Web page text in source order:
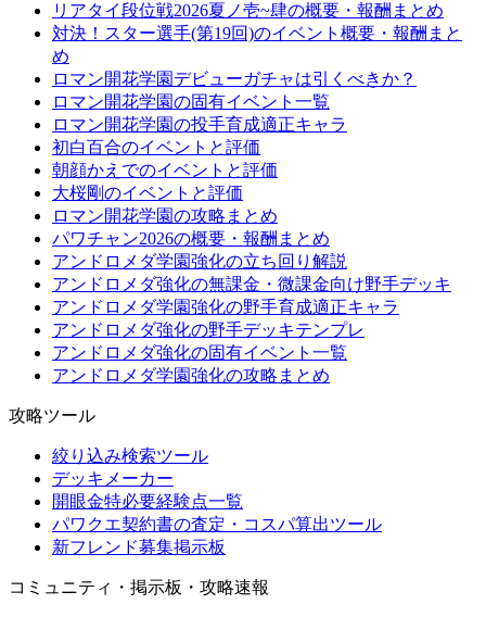
リアタイ段位戦2026夏ノ壱~肆の概要・報酬まとめ
対決！スター選手(第19回)のイベント概要・報酬まと
め
ロマン開花学園デビューガチャは引くべきか？
ロマン開花学園の固有イベント一覧
ロマン開花学園の投手育成適正キャラ
初白百合のイベントと評価
朝顔かえでのイベントと評価
大桜剛のイベントと評価
ロマン開花学園の攻略まとめ
パワチャン2026の概要・報酬まとめ
アンドロメダ学園強化の立ち回り解説
アンドロメダ強化の無課金・微課金向け野手デッキ
アンドロメダ学園強化の野手育成適正キャラ
アンドロメダ強化の野手デッキテンプレ
アンドロメダ強化の固有イベント一覧
アンドロメダ学園強化の攻略まとめ
攻略ツール
絞り込み検索ツール
デッキメーカー
開眼金特必要経験点一覧
パワクエ契約書の査定・コスパ算出ツール
新フレンド募集掲示板
コミュニティ・掲示板・攻略速報